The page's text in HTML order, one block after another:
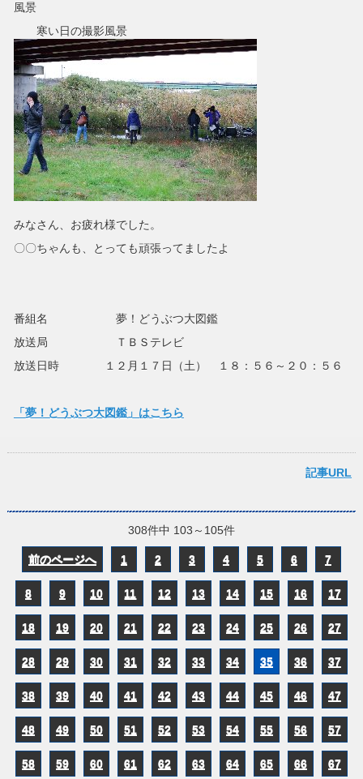
風景
寒い日の撮影風景
みなさん、お疲れ様でした。
〇〇ちゃんも、とっても頑張ってましたよ
番組名 夢！どうぶつ大図鑑
放送局 ＴＢＳテレビ
放送日時 １２月１７日（土） １８：５６～２０：５６
「夢！どうぶつ大図鑑」はこちら
記事URL
308件中 103～105件
前のページへ 1 2 3 4 5 6 7
8 9 10 11 12 13 14 15 16 17
18 19 20 21 22 23 24 25 26 27
28 29 30 31 32 33 34 35 36 37
38 39 40 41 42 43 44 45 46 47
48 49 50 51 52 53 54 55 56 57
58 59 60 61 62 63 64 65 66 67